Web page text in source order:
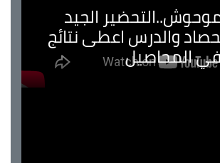
الجيد
والدرس اعطى نتائج
المحاصيل